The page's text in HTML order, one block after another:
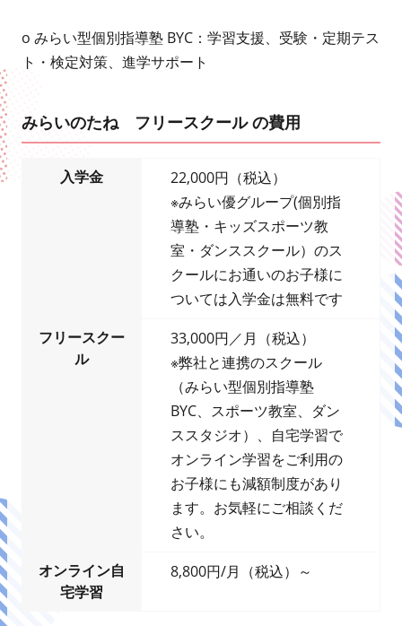
o みらい型個別指導塾 BYC：学習支援、受験・定期テス
ト・検定対策、進学サポート
みらいのたね フリースクール の費用
入学金
22,000円（税込）
※みらい優グループ(個別指
導塾・キッズスポーツ教
室・ダンススクール）のス
クールにお通いのお子様に
ついては入学金は無料です
フリースクー
ル
33,000円／月（税込）
※弊社と連携のスクール
（みらい型個別指導塾
BYC、スポーツ教室、ダン
ススタジオ）、自宅学習で
オンライン学習をご利用の
お子様にも減額制度があり
ます。お気軽にご相談くだ
さい。
オンライン自
宅学習
8,800円/月（税込）～